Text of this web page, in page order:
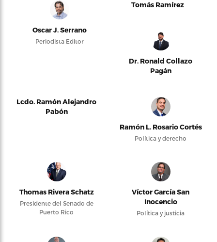
Oscar J. Serrano
Periodista Editor
Tomás Ramírez
Dr. Ronald Collazo
Pagán
Lcdo. Ramón Alejandro
Pabón
Ramón L. Rosario Cortés
Política y derecho
Thomas Rivera Schatz
Presidente del Senado de
Puerto Rico
Víctor García San
Inocencio
Política y justicia